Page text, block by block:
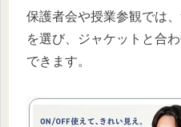
保護者会や授業参観では
を選び、ジャケットと合
できます。